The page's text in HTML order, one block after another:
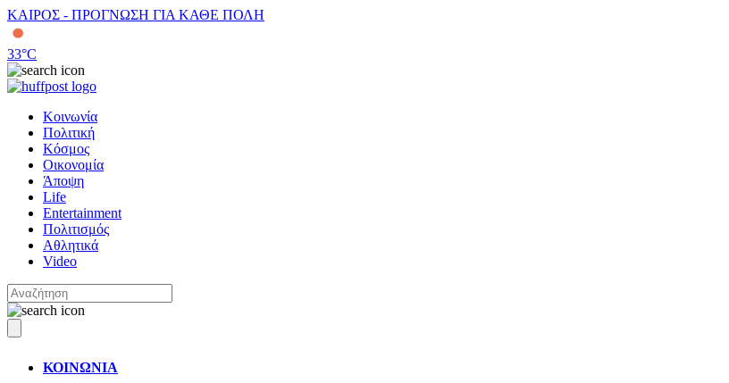
ΚΑΙΡΟΣ - ΠΡΟΓΝΩΣΗ ΓΙΑ ΚΑΘΕ ΠΟΛΗ
33°C
Κοινωνία
Πολιτική
Κόσμος
Οικονομία
Άποψη
Life
Entertainment
Πολιτισμός
Αθλητικά
Video
ΚΟΙΝΩΝΙΑ